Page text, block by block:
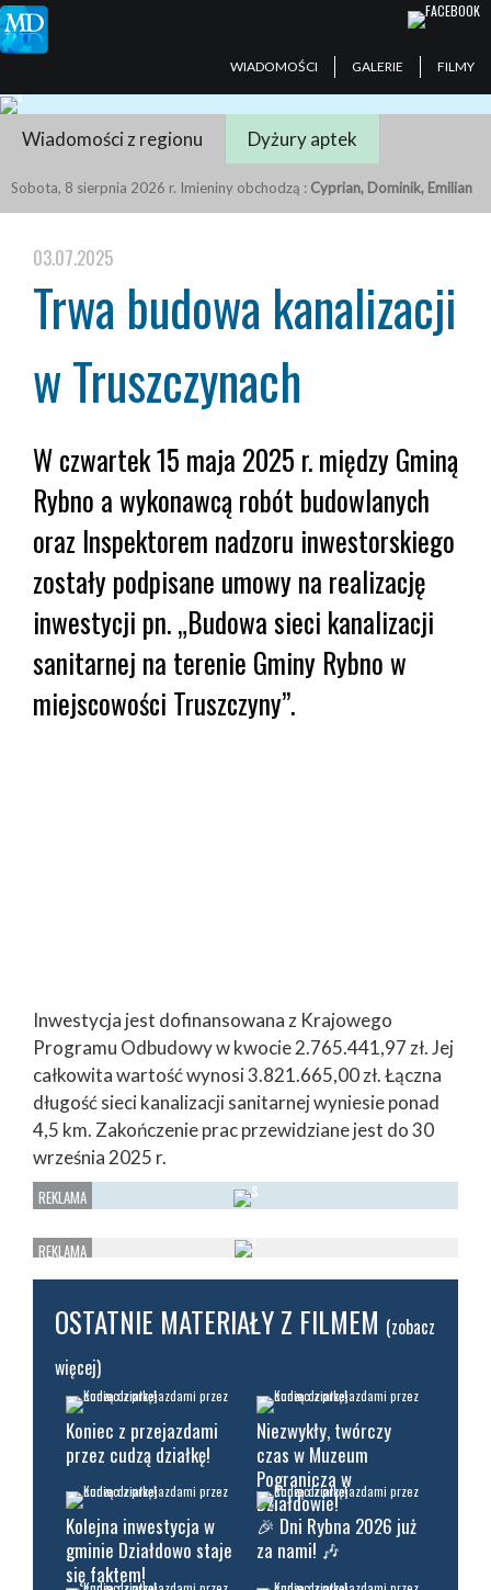
WIADOMOŚCI GALERIE FILMY
Wiadomości z regionu Dyżury aptek
Sobota, 8 sierpnia 2026 r. Imieniny obchodzą : Cyprian, Dominik, Emilian
03.07.2025
Trwa budowa kanalizacji
w Truszczynach
W czwartek 15 maja 2025 r. między Gminą
Rybno a wykonawcą robót budowlanych
oraz Inspektorem nadzoru inwestorskiego
zostały podpisane umowy na realizację
inwestycji pn. „Budowa sieci kanalizacji
sanitarnej na terenie Gminy Rybno w
miejscowości Truszczyny”.
Inwestycja jest dofinansowana z Krajowego
Programu Odbudowy w kwocie 2.765.441,97 zł. Jej
całkowita wartość wynosi 3.821.665,00 zł. Łączna
długość sieci kanalizacji sanitarnej wyniesie ponad
4,5 km. Zakończenie prac przewidziane jest do 30
września 2025 r.
OSTATNIE MATERIAŁY Z FILMEM (zobacz
więcej)
Koniec z przejazdami
przez cudzą działkę!
Niezwykły, twórczy
czas w Muzeum
Pogranicza w
Działdowie!
Kolejna inwestycja w
gminie Działdowo staje
się faktem!
🎉 Dni Rybna 2026 już
za nami! 🎶